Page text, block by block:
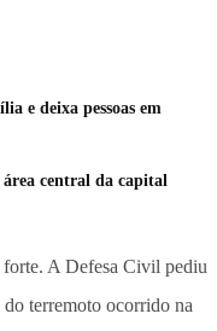
e deixa pessoas em
central da capital
A Defesa Civil pediu
do terremoto ocorrido na